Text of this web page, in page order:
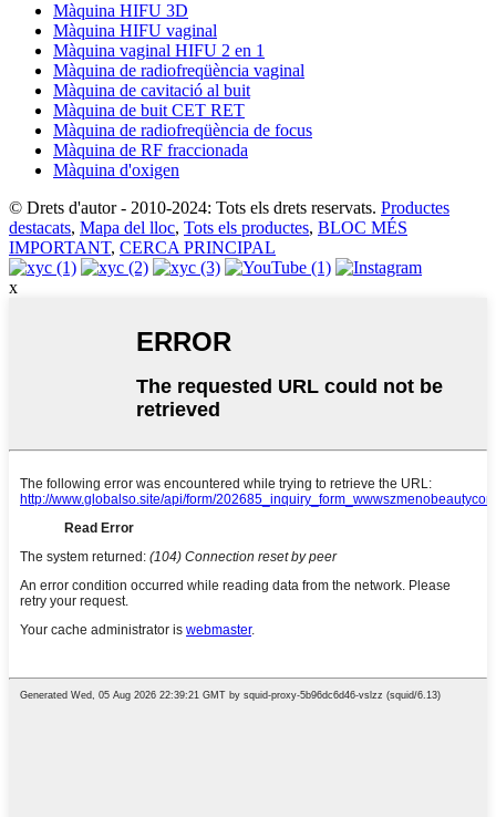
Màquina HIFU 3D
Màquina HIFU vaginal
Màquina vaginal HIFU 2 en 1
Màquina de radiofreqüència vaginal
Màquina de cavitació al buit
Màquina de buit CET RET
Màquina de radiofreqüència de focus
Màquina de RF fraccionada
Màquina d'oxigen
© Drets d'autor - 2010-2024: Tots els drets reservats. Productes
destacats, Mapa del lloc, Tots els productes, BLOC MÉS
IMPORTANT, CERCA PRINCIPAL
x